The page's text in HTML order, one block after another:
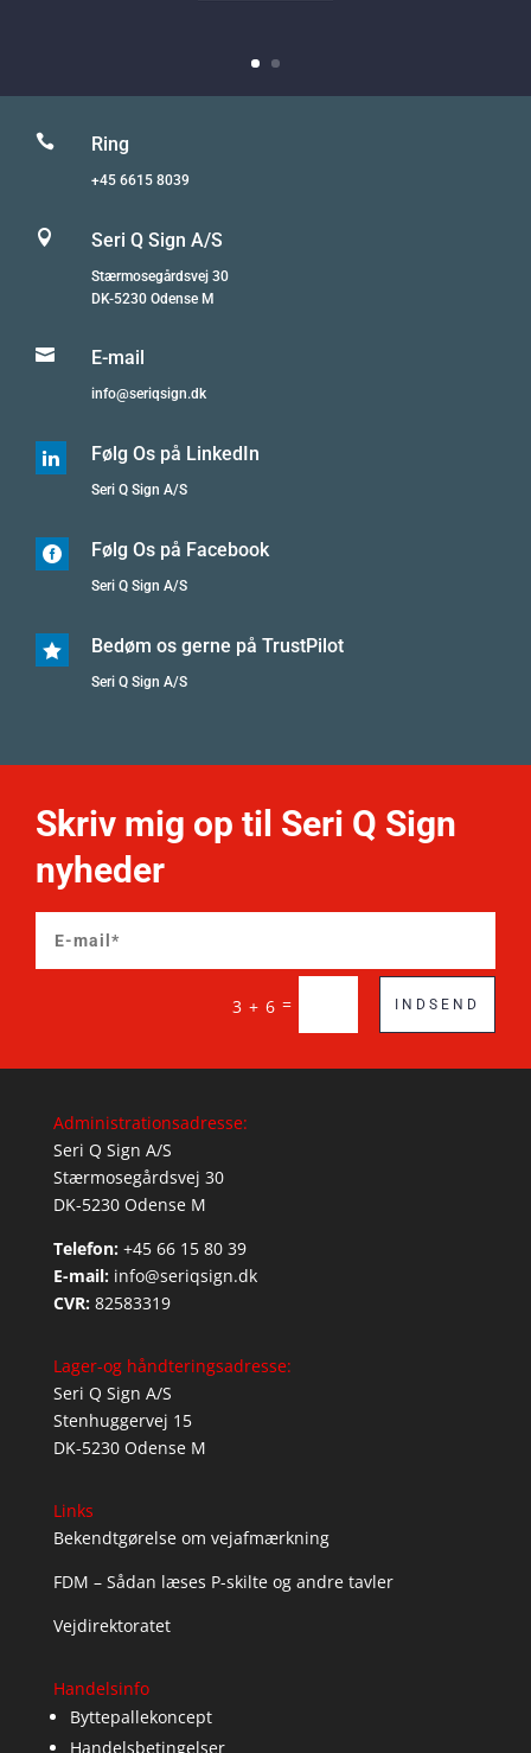
 Ring
+45 6615 8039
 Seri Q Sign A/S
Stærmosegårdsvej 30
DK-5230 Odense M
 E-mail
info@seriqsign.dk
 Følg Os på LinkedIn
Seri Q Sign A/S
 Følg Os på Facebook
Seri Q Sign A/S
 Bedøm os gerne på TrustPilot
Seri Q Sign A/S
Skriv mig op til Seri Q Sign
nyheder
3 + 6 = INDSEND
Administrationsadresse:
Seri Q Sign A/S
Stærmosegårdsvej 30
DK-5230 Odense M
Telefon: +45 66 15 80 39
E-mail: info@seriqsign.dk
CVR: 82583319
Lager-og håndteringsadresse:
Seri Q Sign A/S
Stenhuggervej 15
DK-5230 Odense M
Links
Bekendtgørelse om vejafmærkning
FDM – Sådan læses P-skilte og andre tavler
Vejdirektoratet
Handelsinfo
Byttepallekoncept
Handelsbetingelser